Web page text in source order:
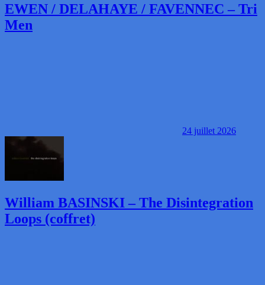
EWEN / DELAHAYE / FAVENNEC – Tri
Men
24 juillet 2026
William BASINSKI – The Disintegration
Loops (coffret)